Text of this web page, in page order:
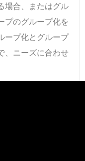
場合、またはグル
プのグループ化を
ープ化とグループ
、ニーズに合わせ